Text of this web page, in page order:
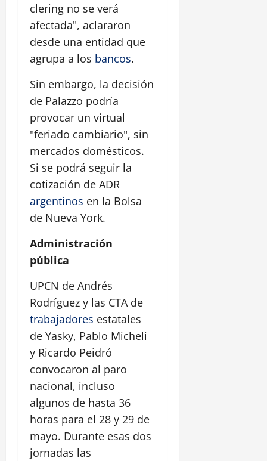
clering no se verá
afectada", aclararon
desde una entidad que
agrupa a los bancos.
Sin embargo, la decisión
de Palazzo podría
provocar un virtual
"feriado cambiario", sin
mercados domésticos.
Si se podrá seguir la
cotización de ADR
argentinos en la Bolsa
de Nueva York.
Administración
pública
UPCN de Andrés
Rodríguez y las CTA de
trabajadores estatales
de Yasky, Pablo Micheli
y Ricardo Peidró
convocaron al paro
nacional, incluso
algunos de hasta 36
horas para el 28 y 29 de
mayo. Durante esas dos
jornadas las